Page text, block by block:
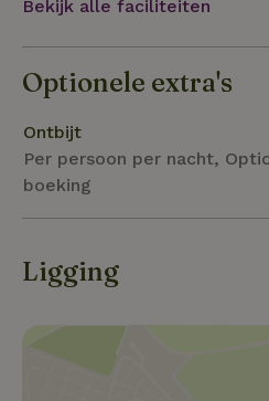
heuvellandschap bij Berg
Bekijk alle faciliteiten
Optionele extra's
Ontbijt
Per persoon per nacht,
boeking
Ligging